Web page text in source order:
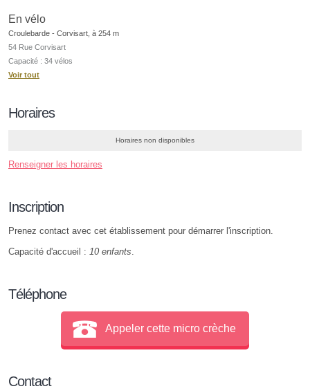
En vélo
Croulebarde - Corvisart, à 254 m
54 Rue Corvisart
Capacité : 34 vélos
Voir tout
Horaires
Horaires non disponibles
Renseigner les horaires
Inscription
Prenez contact avec cet établissement pour démarrer l'inscription.
Capacité d'accueil : 10 enfants
Téléphone
Appeler cette micro crèche
Contact